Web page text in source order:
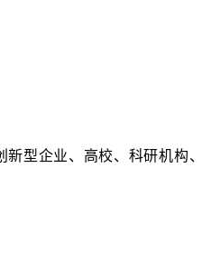
型企业、高校、科研机构、